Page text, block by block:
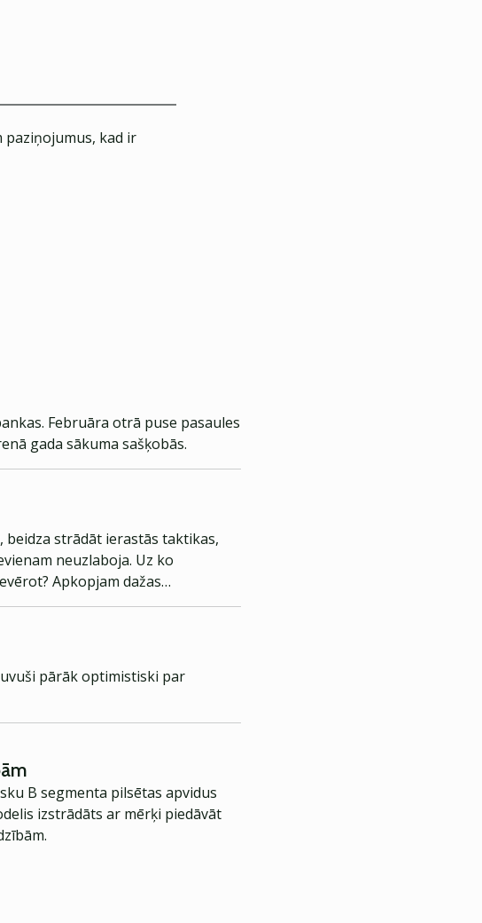
paziņojumus, kad ir
Februāra otrā puse pasaules
gada sākuma sašķobās.
beidza strādāt ierastās taktikas,
neuzlaboja. Uz ko
Apkopjam dažas
pārāk optimistiski par
B segmenta pilsētas apvidus
izstrādāts ar mērķi piedāvāt